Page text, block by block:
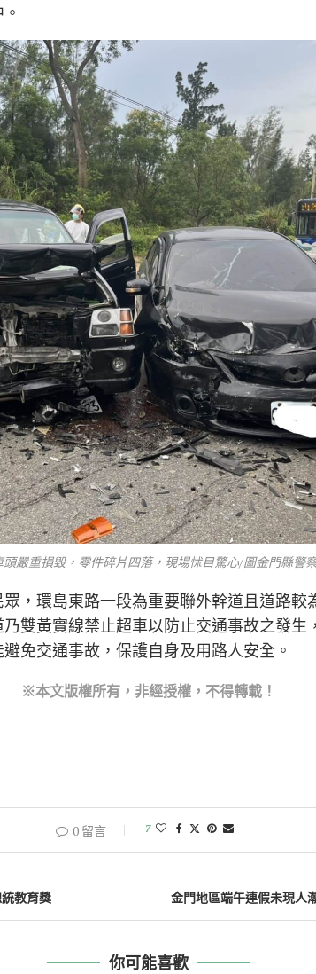
頭嚴重損毀，零件碎片四落，現場怵目驚心/圖金門縣警
，環島東路一段為重要聯外幹道且道路較
雙黃實線禁止超車以防止交通事故之發生
免交通事故，保護自身及用路人安全。
※本文版權所有，非經授權，不得轉載！
0 留言 7
教育獎 金門地區端午連假未現人
你可能喜歡